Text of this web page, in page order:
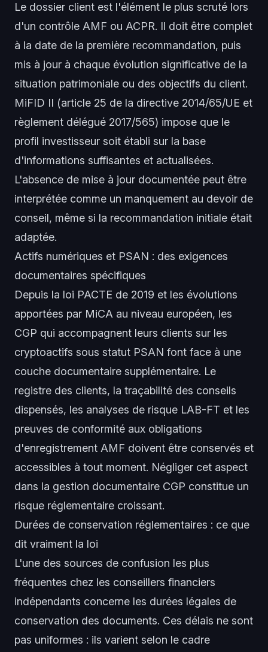
Le dossier client est l'élément le plus scruté lors
d'un contrôle AMF ou ACPR. Il doit être complet
à la date de la première recommandation, puis
mis à jour à chaque évolution significative de la
situation patrimoniale ou des objectifs du client.
MiFID II (article 25 de la directive 2014/65/UE et
règlement délégué 2017/565) impose que le
profil investisseur soit établi sur la base
d'informations suffisantes et actualisées.
L'absence de mise à jour documentée peut être
interprétée comme un manquement au devoir de
conseil, même si la recommandation initiale était
adaptée.
Actifs numériques et PSAN : des exigences
documentaires spécifiques
Depuis la loi PACTE de 2019 et les évolutions
apportées par MiCA au niveau européen, les
CGP qui accompagnent leurs clients sur les
cryptoactifs sous statut PSAN font face à une
couche documentaire supplémentaire. Le
registre des clients, la traçabilité des conseils
dispensés, les analyses de risque LAB-FT et les
preuves de conformité aux obligations
d'enregistrement AMF doivent être conservés et
accessibles à tout moment. Négliger cet aspect
dans la gestion documentaire CGP constitue un
risque réglementaire croissant.
Durées de conservation réglementaires : ce que
dit vraiment la loi
L'une des sources de confusion les plus
fréquentes chez les conseillers financiers
indépendants concerne les durées légales de
conservation des documents. Ces délais ne sont
pas uniformes : ils varient selon le cadre